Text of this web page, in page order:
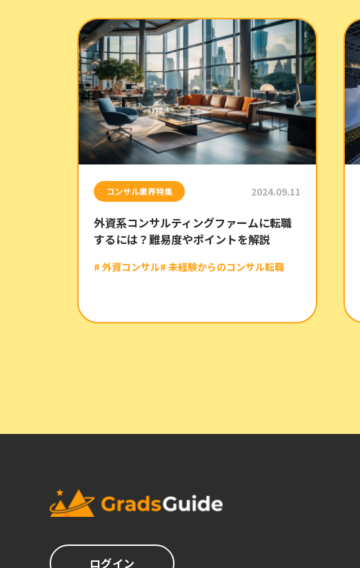
コンサル業界特集 2024.09.11
外資系コンサルティングファームに転職
するには？難易度やポイントを解説
# 外資コンサル# 未経験からのコンサル転職
ログイン